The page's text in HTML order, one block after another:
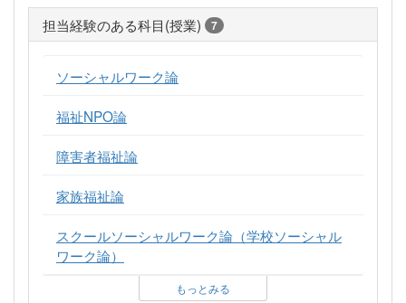
担当経験のある科目(授業) 7
ソーシャルワーク論
福祉NPO論
障害者福祉論
家族福祉論
スクールソーシャルワーク論（学校ソーシャル
ワーク論）
もっとみる